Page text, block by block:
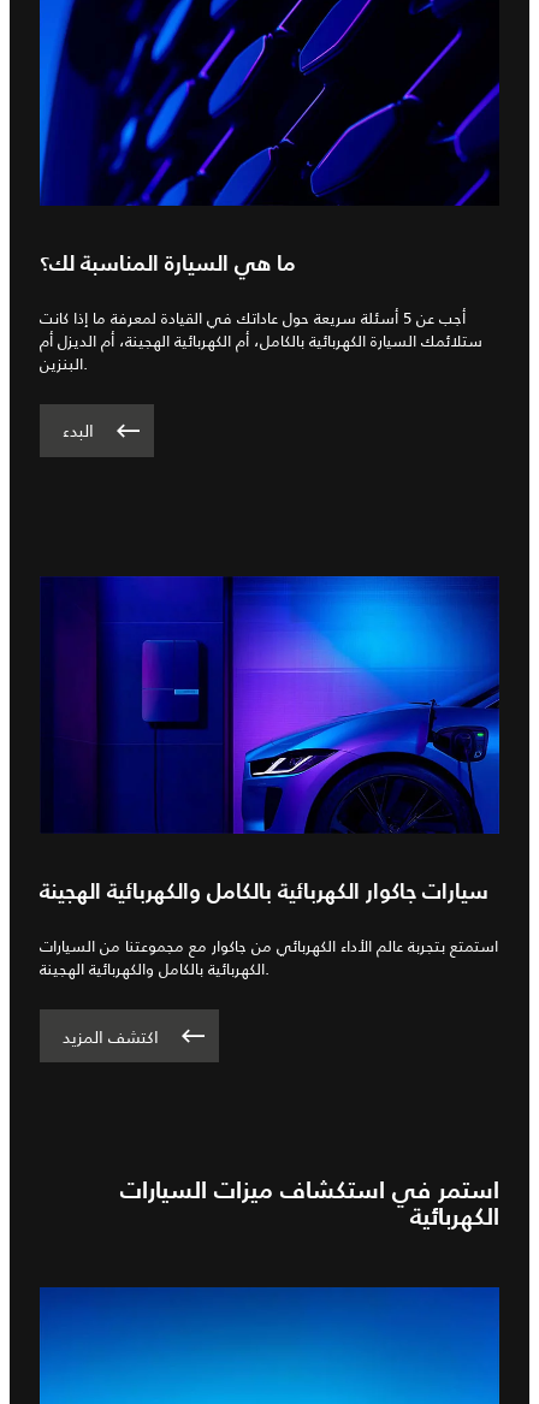
ما هي السيارة المناسبة لك؟
أجب عن 5 أسئلة سريعة حول عاداتك في القيادة لمعرفة ما إذا كانت
ستلائمك السيارة الكهربائية بالكامل، أم الكهربائية الهجينة، أم الديزل أم
البنزين.
البدء
سيارات جاكوار الكهربائية بالكامل والكهربائية الهجينة
استمتع بتجربة عالم الأداء الكهربائي من جاكوار مع مجموعتنا من السيارات
الكهربائية بالكامل والكهربائية الهجينة.
اكتشف المزيد
استمر في استكشاف ميزات السيارات
الكهربائية